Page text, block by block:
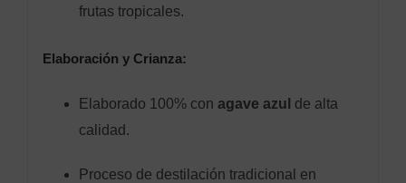
frutas tropicales.
Elaboración y Crianza:
Elaborado 100% con agave azul de alta
calidad.
Proceso de destilación tradicional en